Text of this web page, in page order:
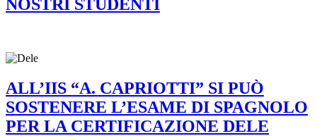
NOSTRI STUDENTI
ALL’IIS “A. CAPRIOTTI” SI PUÒ
SOSTENERE L’ESAME DI SPAGNOLO
PER LA CERTIFICAZIONE DELE